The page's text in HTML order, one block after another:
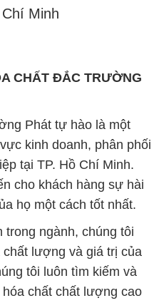
Minh
CHẤT ĐẮC TRƯỜNG
Phát tự hào là một
kinh doanh, phân phối
tại TP. Hồ Chí Minh.
cho khách hàng sự hài
họ một cách tốt nhất.
trong ngành, chúng tôi
lượng và giá trị của
tôi luôn tìm kiếm và
chất chất lượng cao